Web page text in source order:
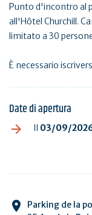
Punto d'incontro al
all'Hôtel Churchill.
limitato a 30
È necessario
Date di apertura
Il 03/09/
Parking de la